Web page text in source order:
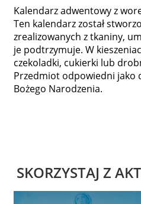
Kalendarz adwentowy z
Ten kalendarz został
zrealizowanych z tkaniny,
je podtrzymuje. W
czekoladki, cukierki lub
Przedmiot odpowiedni jako
Bożego Narodzenia.
SKORZYSTAJ Z